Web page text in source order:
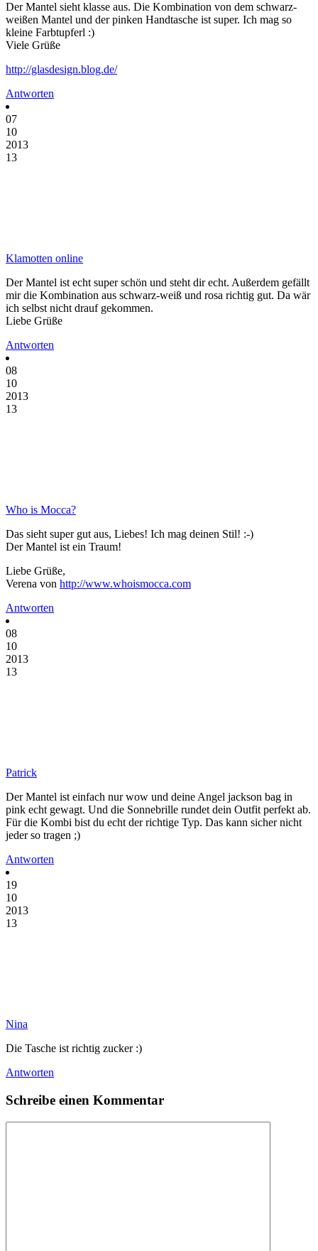
Der Mantel sieht klasse aus. Die Kombination von dem schwarz-
weißen Mantel und der pinken Handtasche ist super. Ich mag so
kleine Farbtupferl :)
Viele Grüße
http://glasdesign.blog.de/
Antworten
07
10
2013
13
Klamotten online
Der Mantel ist echt super schön und steht dir echt. Außerdem gefällt
mir die Kombination aus schwarz-weiß und rosa richtig gut. Da wär
ich selbst nicht drauf gekommen.
Liebe Grüße
Antworten
08
10
2013
13
Who is Mocca?
Das sieht super gut aus, Liebes! Ich mag deinen Stil! :-)
Der Mantel ist ein Traum!
Liebe Grüße,
Verena von http://www.whoismocca.com
Antworten
08
10
2013
13
Patrick
Der Mantel ist einfach nur wow und deine Angel jackson bag in
pink echt gewagt. Und die Sonnebrille rundet dein Outfit perfekt ab.
Für die Kombi bist du echt der richtige Typ. Das kann sicher nicht
jeder so tragen ;)
Antworten
19
10
2013
13
Nina
Die Tasche ist richtig zucker :)
Antworten
Schreibe einen Kommentar